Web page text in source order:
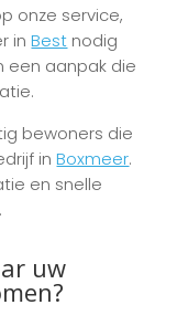
onze service,
inBest nodig
een aanpak die
bewoners die
inBoxmeer.
en snelle
uw